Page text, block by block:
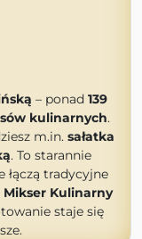
– ponad 139
kulinarnych.
m.in. sałatka
. To starannie
łączą tradycyjne
Mikser Kulinarny
staje się